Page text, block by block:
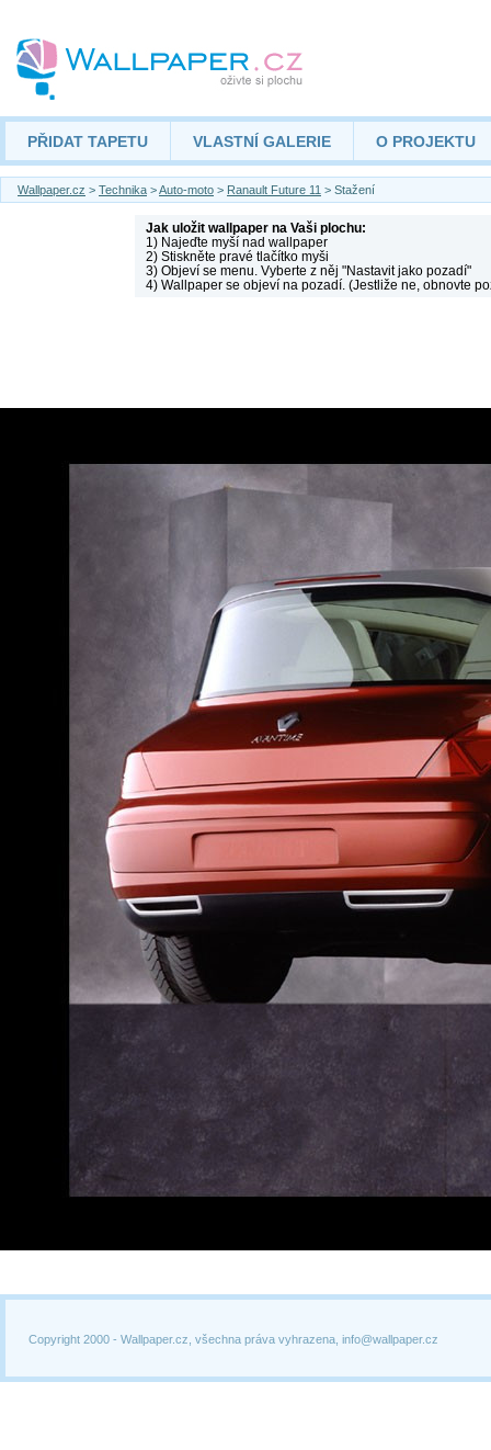
PŘIDAT TAPETU VLASTNÍ GALERIE O PROJEKTU
Wallpaper.cz > Technika >Auto-moto > Ranault Future 11 > Stažení
Jak uložit wallpaper na Vaši plochu:
1) Najeďte myší nad wallpaper
2) Stiskněte pravé tlačítko myši
3) Objeví se menu. Vyberte z něj "Nastavit jako pozadí"
4) Wallpaper se objeví na pozadí. (Jestliže ne, obnovte
Copyright 2000 - Wallpaper.cz, všechna práva vyhrazena, info@wallpaper.cz